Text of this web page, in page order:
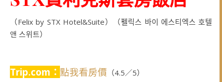
（Felix by STX Hotel&Suite）（펠릭스 바이 에스티엑스 호텔
앤 스위트）
Trip.com： 點我看房價 （4.5／5）